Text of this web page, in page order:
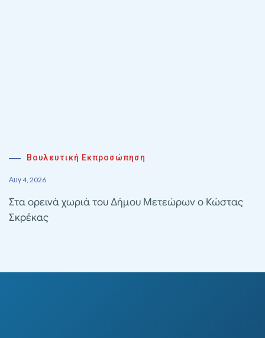
Βουλευτική Εκπροσώπηση
Αυγ 4, 2026
Στα ορεινά χωριά του Δήμου Μετεώρων ο Κώστας
Σκρέκας